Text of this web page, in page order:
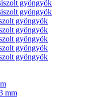
gyöngyök
gyöngyök
gyöngyök
gyöngyök
gyöngyök
gyöngyök
gyöngyök
mm